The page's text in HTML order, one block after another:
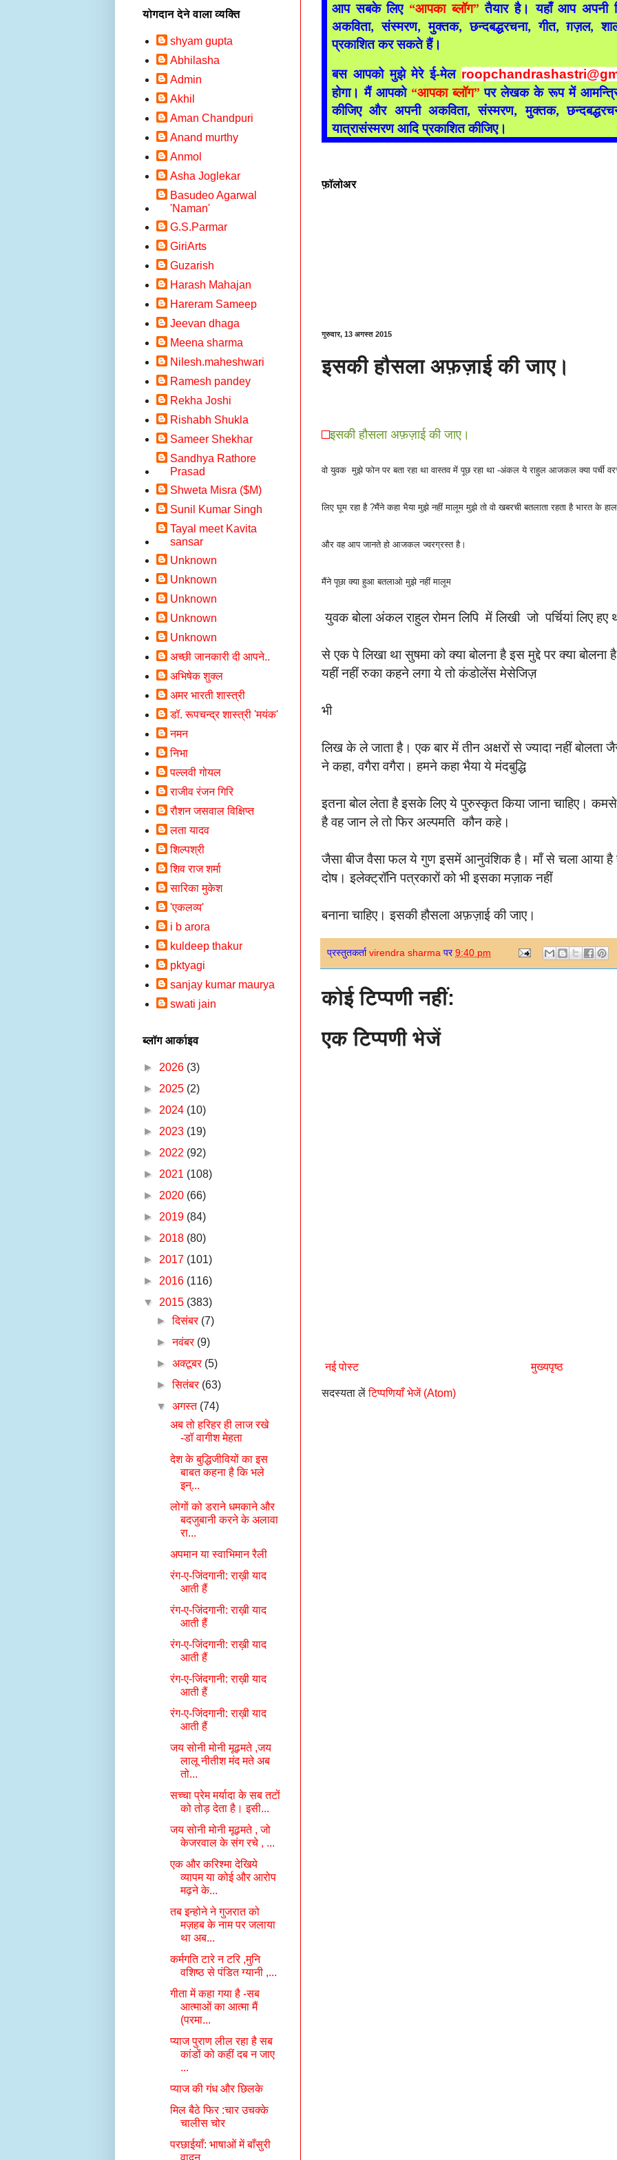
आप सबके लिए “आपका ब्लॉग” तैयार है। यहाँ आप अपनी
अकविता, संस्मरण, मुक्तक, छन्दबद्धरचना, गीत, ग़ज़ल,
प्रकाशित कर सकते हैं।
बस आपको मुझे मेरे ई-मेल
होगा। मैं आपको “आपका ब्लॉग” पर लेखक के रूप में
कीजिए और अपनी अकविता, संस्मरण, मुक्तक,
यात्रासंस्मरण आदि प्रकाशित कीजिए।
फ़ॉलोअर
गुरुवार, 13 अगस्त 2015
इसकी हौसला अफ़ज़ाई की जाए।
इसकी हौसला अफ़ज़ाई की जाए।
वो युवक मुझे फोन पर बता रहा था वास्तव में पूछ रहा था -अंकल ये राहुल आजकल क्या पर्ची
लिए घूम रहा है ?मैंने कहा भैया मुझे नहीं मालूम मुझे तो वो खबरची बतलाता रहता है भारत के हाल
और वह आप जानते हो आजकल ज्वरग्रस्त है।
मैंने पूछा क्या हुआ बतलाओ मुझे नहीं मालूम
युवक बोला अंकल राहुल रोमन लिपि में लिखी जो पर्चियां लिए
से एक पे लिखा था सुषमा को क्या बोलना है इस मुद्दे पर क्या बोलना
यहीं नहीं रुका कहने लगा ये तो कंडोलेंस मेसेजिज़
भी
लिख के ले जाता है। एक बार में तीन अक्षरों से ज्यादा नहीं बोलता
ने कहा, वगैरा वगैरा। हमने कहा भैया ये मंदबुद्धि
इतना बोल लेता है इसके लिए ये पुरुस्कृत किया जाना चाहिए।
है वह जान ले तो फिर अल्पमति कौन कहे।
जैसा बीज वैसा फल ये गुण इसमें आनुवंशिक है। माँ से चला आया
दोष। इलेक्ट्रॉनि पत्रकारों को भी इसका मज़ाक नहीं
बनाना चाहिए। इसकी हौसला अफ़ज़ाई की जाए।
प्रस्तुतकर्ताvirendra sharma पर9:40 pm
कोई टिप्पणी नहीं:
एक टिप्पणी भेजें
नई पोस्ट मुख्यपृष्ठ
सदस्यता लेंटिप्पणियाँ भेजें (Atom)
योगदान देने वाला व्यक्ति
shyam gupta
Abhilasha
Admin
Akhil
Aman Chandpuri
Anand murthy
Anmol
Asha Joglekar
Basudeo Agarwal
'Naman'
G.S.Parmar
GiriArts
Guzarish
Harash Mahajan
Hareram Sameep
Jeevan dhaga
Meena sharma
Nilesh.maheshwari
Ramesh pandey
Rekha Joshi
Rishabh Shukla
Sameer Shekhar
Sandhya Rathore
Prasad
Shweta Misra ($M)
Sunil Kumar Singh
Tayal meet Kavita
sansar
Unknown
Unknown
Unknown
Unknown
Unknown
अच्छी जानकारी दी आपने..
अभिषेक शुक्ल
अमर भारती शास्त्री
डॉ. रूपचन्द्र शास्त्री 'मयंक'
नमन
निभा
पल्लवी गोयल
राजीव रंजन गिरि
रौशन जसवाल विक्षिप्त
लता यादव
शिल्पश्री
शिव राज शर्मा
सारिका मुकेश
'एकलव्य'
i b arora
kuldeep thakur
pktyagi
sanjay kumar maurya
swati jain
ब्लॉग आर्काइव
► 2026 (3)
► 2025 (2)
► 2024 (10)
► 2023 (19)
► 2022 (92)
► 2021 (108)
► 2020 (66)
► 2019 (84)
► 2018 (80)
► 2017 (101)
► 2016 (116)
▼ 2015 (383)
►दिसंबर (7)
►नवंबर (9)
►अक्टूबर (5)
►सितंबर (63)
▼अगस्त (74)
अब तो हरिहर ही लाज रखे
-डॉ वागीश मेहता
देश के बुद्धिजीवियों का इस
बाबत कहना है कि भले
इन्...
लोगों को डराने धमकाने और
बदजुबानी करने के अलावा
रा...
अपमान या स्वाभिमान रैली
रंग-ए-जिंदगानी: राख़ी याद
आती हैं
रंग-ए-जिंदगानी: राख़ी याद
आती हैं
रंग-ए-जिंदगानी: राख़ी याद
आती हैं
रंग-ए-जिंदगानी: राख़ी याद
आती हैं
रंग-ए-जिंदगानी: राख़ी याद
आती हैं
जय सोनी मोनी मूढ़मते ,जय
लालू नीतीश मंद मते अब
तो...
सच्चा प्रेम मर्यादा के सब तटों
को तोड़ देता है। इसी...
जय सोनी मोनी मूढ़मते , जो
केजरवाल के संग रचे , ...
एक और करिश्मा देखिये
व्यापम या कोई और आरोप
मढ़ने के...
तब इन्होने ने गुजरात को
मज़हब के नाम पर जलाया
था अब...
कर्मगति टारे न टरि ,मुनि
वशिष्ठ से पंडित ग्यानी ,...
गीता में कहा गया है -सब
आत्माओं का आत्मा मैं
(परमा...
प्याज पुराण लील रहा है सब
कांडों को कहीं दब न जाए
...
प्याज की गंध और छिलके
मिल बैठे फिर :चार उचक्के
चालीस चोर
परछाईयाँ: भाषाओं में बाँसुरी
वादन